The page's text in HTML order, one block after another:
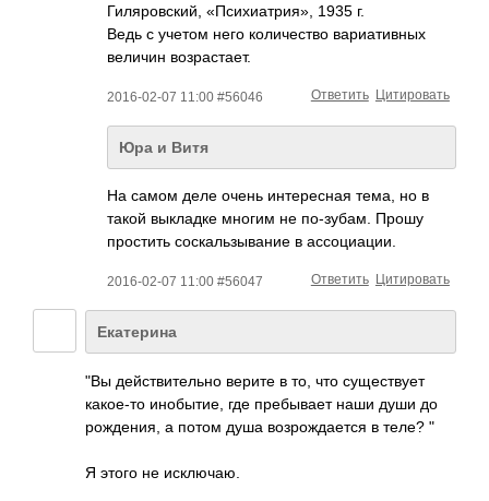
Гиляровский, «Психиатрия», 1935 г.
Ведь с учетом него количество вариативных
величин возрастает.
2016-02-07 11:00 #56046 Цитировать
Ответить
Юра и Витя
На самом деле очень интересная тема, но в
такой выкладке многим не по-зубам. Прошу
простить соскальзывание в ассоциации.
2016-02-07 11:00 #56047 Цитировать
Ответить
Екатерина
"Вы действительно верите в то, что существует
какое-то инобытие, где пребывает наши души до
рождения, а потом душа возрождается в теле? "
Я этого не исключаю.